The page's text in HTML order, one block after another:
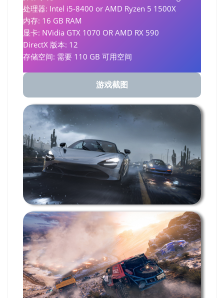
处理器: Intel i5-8400 or AMD Ryzen 5 1500X
内存: 16 GB RAM
显卡: NVidia GTX 1070 OR AMD RX 590
DirectX 版本: 12
存储空间: 需要 110 GB 可用空间
游戏截图